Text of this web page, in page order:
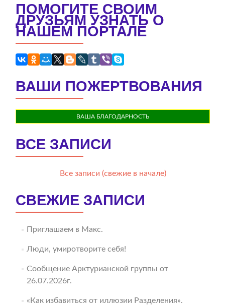
ПОМОГИТЕ СВОИМ
ДРУЗЬЯМ УЗНАТЬ О
НАШЕМ ПОРТАЛЕ
ВАШИ ПОЖЕРТВОВАНИЯ
ВАША БЛАГОДАРНОСТЬ
ВСЕ ЗАПИСИ
Все записи (свежие в начале)
СВЕЖИЕ ЗАПИСИ
Приглашаем в Макс.
Люди, умиротворите себя!
Сообщение Арктурианской группы от
26.07.2026г.
«Как избавиться от иллюзии Разделения».